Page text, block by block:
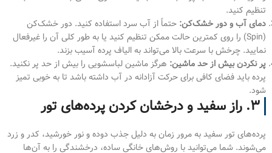
تنظیم کنید.
دمای آب و دور خشک‌کن: حتماً از آب سرد استفاده کنید. دور خشک‌کن
(Spin) را روی کمترین حالت ممکن تنظیم کنید یا به طور کلی آن را غیرفعال
نمایید. چرخش با سرعت بالا می‌تواند به الیاف پرده آسیب بزند.
پر نکردن بیش از حد ماشین: هرگز ماشین لباسشویی را بیش از حد پر نکنید.
پرده باید فضای کافی برای حرکت آزادانه در آب داشته باشد تا به خوبی تمیز
شود.
۳. راز سفید و درخشان کردن پرده‌های تور
پرده‌های تور سفید به مرور زمان به دلیل جذب دوده و نور خورشید، کدر و زرد
می‌شوند. شما می‌توانید با روش‌های خانگی ساده، درخشندگی را به آن‌ها